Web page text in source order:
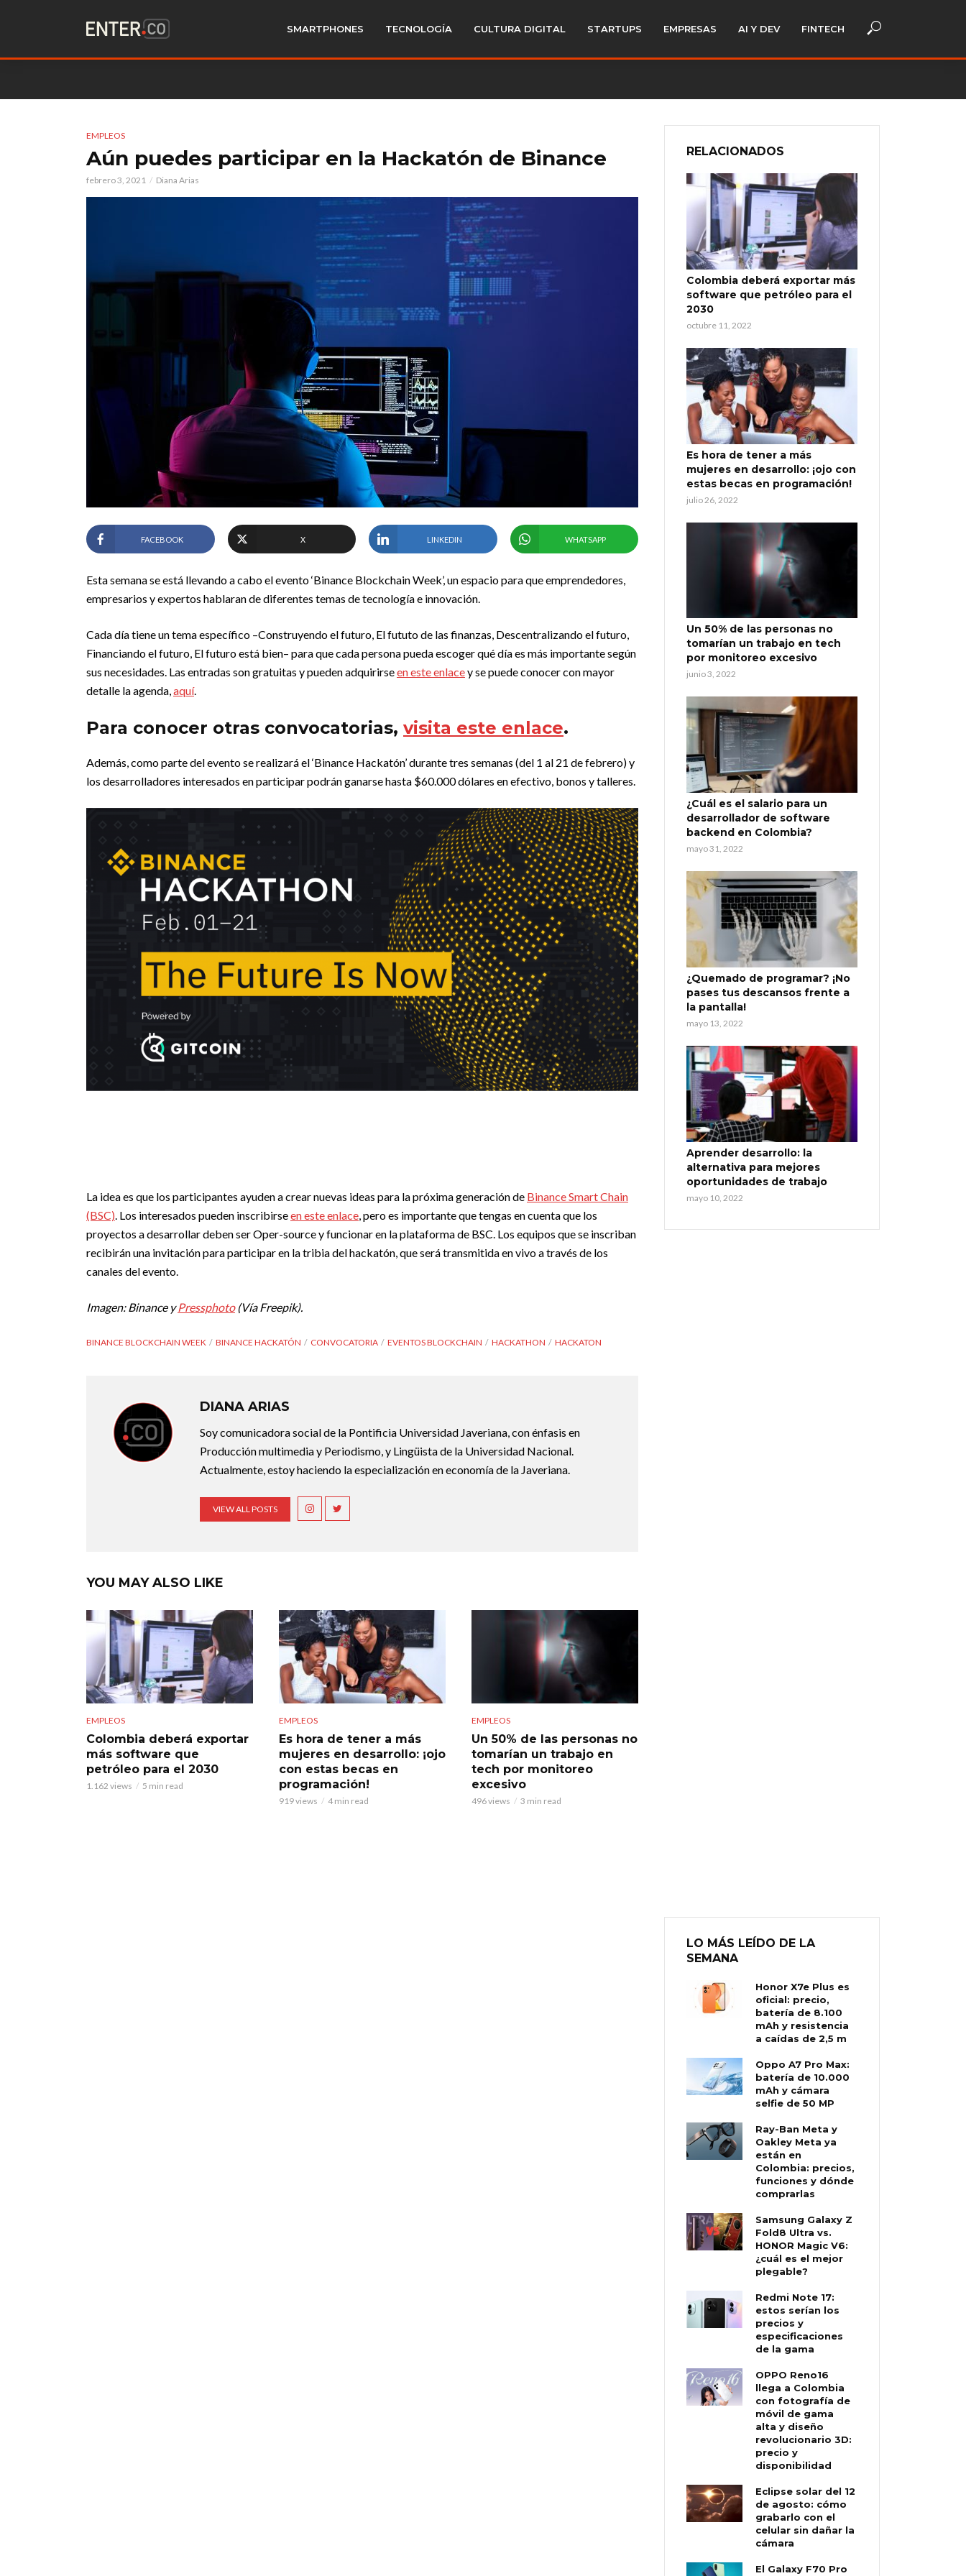
SMARTPHONES TECNOLOGÍA CULTURA DIGITAL STARTUPS EMPRESAS AI Y DEV FINTECH
EMPLEOS
Aún puedes participar en la Hackatón de Binance
febrero 3, 2021 Diana Arias
FACEBOOK X LINKEDIN WHATSAPP
Esta semana se está llevando a cabo el evento ‘Binance Blockchain Week’, un espacio para que emprendedores,
empresarios y expertos hablaran de diferentes temas de tecnología e innovación.
Cada día tiene un tema específico –Construyendo el futuro, El fututo de las finanzas, Descentralizando el futuro,
Financiando el futuro, El futuro está bien– para que cada persona pueda escoger qué día es más importante según
sus necesidades. Las entradas son gratuitas y pueden adquirirseen este enlacey se puede conocer con mayor
detalle la agenda,aquí.
Para conocer otras convocatorias, visita este enlace.
Además, como parte del evento se realizará el ‘Binance Hackatón’ durante tres semanas (del 1 al 21 de febrero) y
los desarrolladores interesados en participar podrán ganarse hasta $60.000 dólares en efectivo, bonos y talleres.
La idea es que los participantes ayuden a crear nuevas ideas para la próxima generación de Binance Smart Chain
(BSC) . Los interesados pueden inscribirseen este enlace , pero es importante que tengas en cuenta que los
proyectos a desarrollar deben ser Oper-source y funcionar en la plataforma de BSC. Los equipos que se inscriban
recibirán una invitación para participar en la tribia del hackatón, que será transmitida en vivo a través de los
canales del evento.
Imagen: Binance yPressphoto(Vía Freepik).
BINANCE BLOCKCHAIN WEEK BINANCE HACKATÓN CONVOCATORIA EVENTOS BLOCKCHAIN HACKATHON HACKATON
DIANA ARIAS
Soy comunicadora social de la Pontificia Universidad Javeriana, con énfasis en
Producción multimedia y Periodismo, y Lingüista de la Universidad Nacional.
Actualmente, estoy haciendo la especialización en economía de la Javeriana.
VIEW ALL POSTS
YOU MAY ALSO LIKE
EMPLEOS
Colombia deberá exportar
más software que
petróleo para el 2030
1.162 views 5 min read
EMPLEOS
Es hora de tener a más
mujeres en desarrollo: ¡ojo
con estas becas en
programación!
919 views 4 min read
EMPLEOS
Un 50% de las personas no
tomarían un trabajo en
tech por monitoreo
excesivo
496 views 3 min read
RELACIONADOS
Colombia deberá exportar más
software que petróleo para el
2030
octubre 11, 2022
Es hora de tener a más
mujeres en desarrollo: ¡ojo con
estas becas en programación!
julio 26, 2022
Un 50% de las personas no
tomarían un trabajo en tech
por monitoreo excesivo
junio 3, 2022
¿Cuál es el salario para un
desarrollador de software
backend en Colombia?
mayo 31, 2022
¿Quemado de programar? ¡No
pases tus descansos frente a
la pantalla!
mayo 13, 2022
Aprender desarrollo: la
alternativa para mejores
oportunidades de trabajo
mayo 10, 2022
LO MÁS LEÍDO DE LA
SEMANA
Honor X7e Plus es
oficial: precio,
batería de 8.100
mAh y resistencia
a caídas de 2,5 m
Oppo A7 Pro Max:
batería de 10.000
mAh y cámara
selfie de 50 MP
Ray-Ban Meta y
Oakley Meta ya
están en
Colombia: precios,
funciones y dónde
comprarlas
Samsung Galaxy Z
Fold8 Ultra vs.
HONOR Magic V6:
¿cuál es el mejor
plegable?
Redmi Note 17:
estos serían los
precios y
especificaciones
de la gama
OPPO Reno16
llega a Colombia
con fotografía de
móvil de gama
alta y diseño
revolucionario 3D:
precio y
disponibilidad
Eclipse solar del 12
de agosto: cómo
grabarlo con el
celular sin dañar la
cámara
El Galaxy F70 Pro